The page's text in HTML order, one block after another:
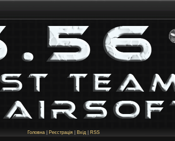
Головна Реєстрація Вхід RSS